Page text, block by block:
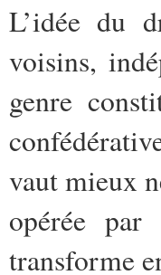
L’idée du
voisins,
genre
vaut mieux
opérée
transforme